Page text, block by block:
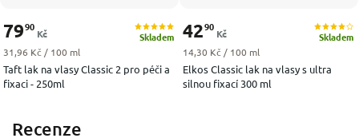
Taft lak na vlasy Classic 2 pro péči a
fixaci - 250ml
Skladem
7990
Kč
Měrná cena:
31,96 Kč / 100 ml
Elkos Classic lak na vlasy s ultra
silnou fixací 300 ml
Skladem
4290
Kč
Měrná cena:
14,30 Kč / 100 ml
Recenze